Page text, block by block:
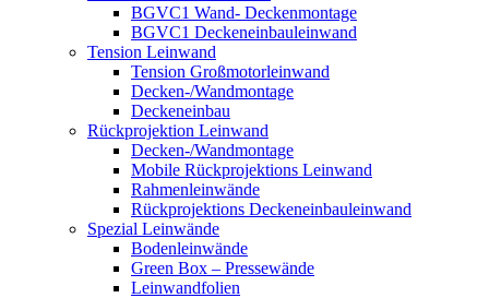
BGVC1 Wand- Deckenmontage
BGVC1 Deckeneinbauleinwand
Tension Leinwand
Tension Großmotorleinwand
Decken-/Wandmontage
Deckeneinbau
Rückprojektion Leinwand
Decken-/Wandmontage
Mobile Rückprojektions Leinwand
Rahmenleinwände
Rückprojektions Deckeneinbauleinwand
Spezial Leinwände
Bodenleinwände
Green Box – Pressewände
Leinwandfolien